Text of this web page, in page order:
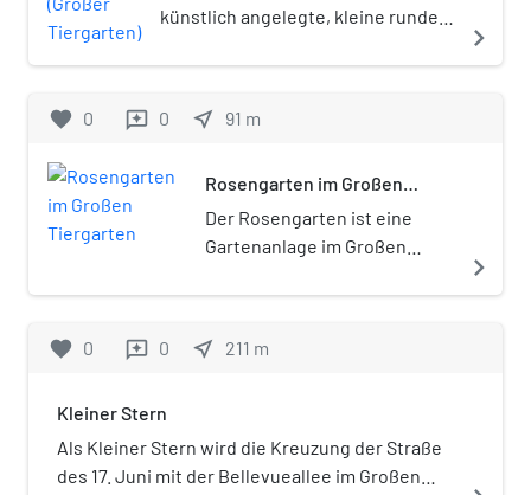
künstlich angelegte, kleine runde
Großen Tiergartens in Berlin. Sie
französisch-schweizerischen
Pädagogen Jean-Jacques
Rousseau, dem auch eine auf dem
Eiland errichtete,
gewidmet ist.
navigate_next
favorite 0 reviews 0 near_me 91 m
Rosengarten im Großen
Der Rosengarten ist eine
Gartenanlage im Großen
navigate_next
favorite 0 reviews 0 near_me 211 m
Kleiner Stern
Als Kleiner Stern wird die Kreuzung der Straße
des 17. Juni mit der Bellevueallee im Großen